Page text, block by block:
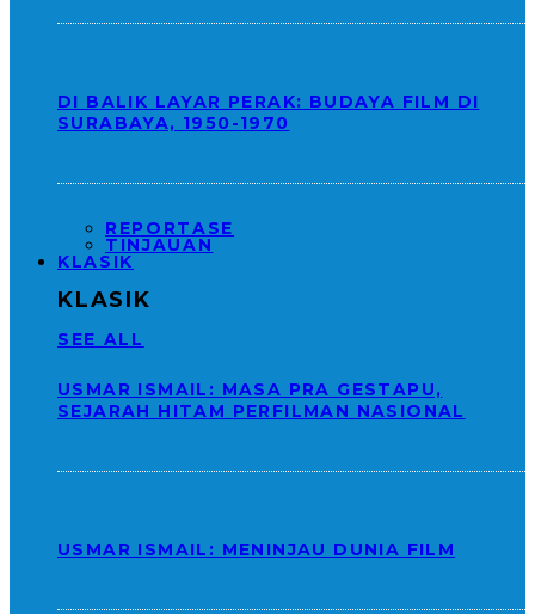
DI BALIK LAYAR PERAK: BUDAYA FILM DI
SURABAYA, 1950-1970
REPORTASE
TINJAUAN
KLASIK
KLASIK
SEE ALL
USMAR ISMAIL: MASA PRA GESTAPU,
SEJARAH HITAM PERFILMAN NASIONAL
USMAR ISMAIL: MENINJAU DUNIA FILM